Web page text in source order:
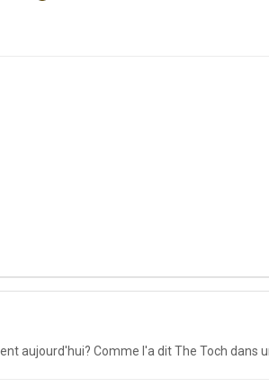
aujourd'hui? Comme l'a dit The Toch dans